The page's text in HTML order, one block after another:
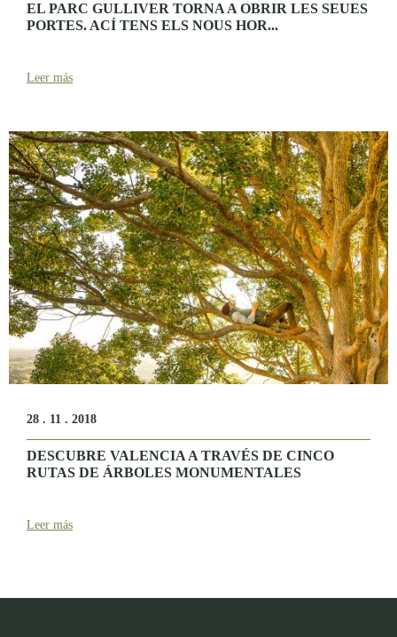
EL PARC GULLIVER TORNA A OBRIR LES SEUES
PORTES. ACÍ TENS ELS NOUS HOR...
Leer más
28 . 11 . 2018
DESCUBRE VALENCIA A TRAVÉS DE CINCO
RUTAS DE ÁRBOLES MONUMENTALES
Leer más